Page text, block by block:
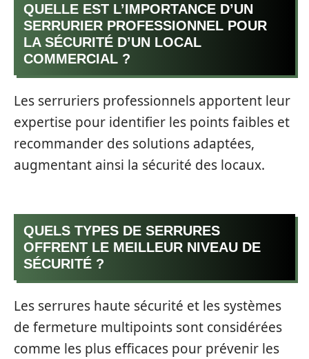
QUELLE EST L’IMPORTANCE D’UN
SERRURIER PROFESSIONNEL POUR
LA SÉCURITÉ D’UN LOCAL
COMMERCIAL ?
Les serruriers professionnels apportent leur
expertise pour identifier les points faibles et
recommander des solutions adaptées,
augmentant ainsi la sécurité des locaux.
QUELS TYPES DE SERRURES
OFFRENT LE MEILLEUR NIVEAU DE
SÉCURITÉ ?
Les serrures haute sécurité et les systèmes
de fermeture multipoints sont considérées
comme les plus efficaces pour prévenir les